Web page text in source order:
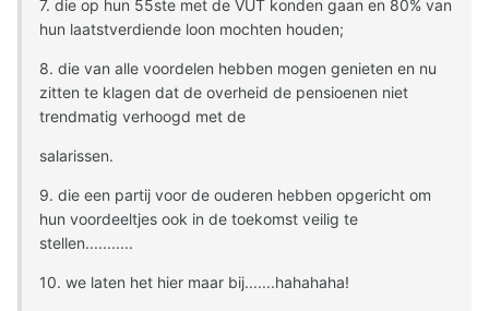
7. die op hun 55ste met de VUT konden gaan en 80% van
hun laatstverdiende loon mochten houden;
8. die van alle voordelen hebben mogen genieten en nu
zitten te klagen dat de overheid de pensioenen niet
trendmatig verhoogd met de
salarissen.
9. die een partij voor de ouderen hebben opgericht om
hun voordeeltjes ook in de toekomst veilig te
stellen...........
10. we laten het hier maar bij.......hahahaha!